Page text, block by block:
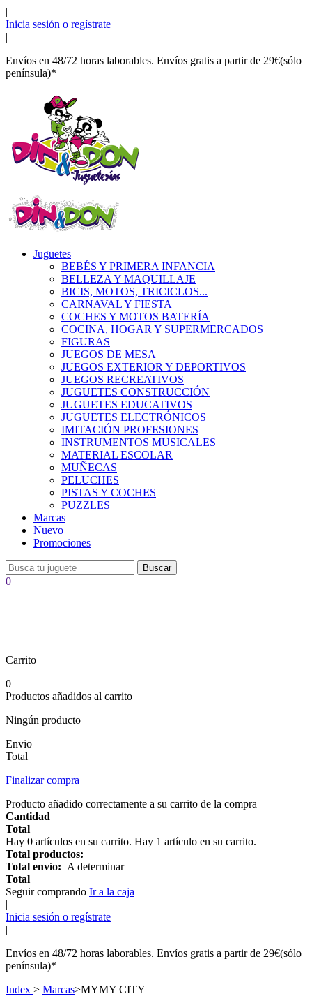
|
Inicia sesión o regístrate
|
Envíos en 48/72 horas laborables. Envíos gratis a partir de 29€(sólo
península)*
Juguetes
BEBÉS Y PRIMERA INFANCIA
BELLEZA Y MAQUILLAJE
BICIS, MOTOS, TRICICLOS...
CARNAVAL Y FIESTA
COCHES Y MOTOS BATERÍA
COCINA, HOGAR Y SUPERMERCADOS
FIGURAS
JUEGOS DE MESA
JUEGOS EXTERIOR Y DEPORTIVOS
JUEGOS RECREATIVOS
JUGUETES CONSTRUCCIÓN
JUGUETES EDUCATIVOS
JUGUETES ELECTRÓNICOS
IMITACIÓN PROFESIONES
INSTRUMENTOS MUSICALES
MATERIAL ESCOLAR
MUÑECAS
PELUCHES
PISTAS Y COCHES
PUZZLES
Marcas
Nuevo
Promociones
Buscar
0
Carrito
0
Productos añadidos al carrito
Ningún producto
Envio
Total
Finalizar compra
Producto añadido correctamente a su carrito de la compra
Cantidad
Total
Hay 0 artículos en su carrito. Hay 1 artículo en su carrito.
Total productos:
Total envío: A determinar
Total
Seguir comprando Ir a la caja
|
Inicia sesión o regístrate
|
Envíos en 48/72 horas laborables. Envíos gratis a partir de 29€(sólo
península)*
Index > Marcas>MYMY CITY